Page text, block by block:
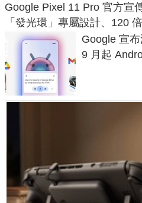
Google Pixel 11 Pro 官方宣
「發光環」專屬設計、120
Google 宣
9 月起